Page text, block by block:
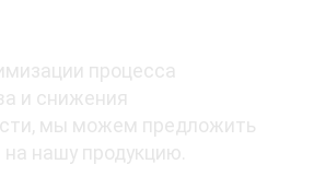
процесса
и снижения
мы можем предложить
нашу продукцию.